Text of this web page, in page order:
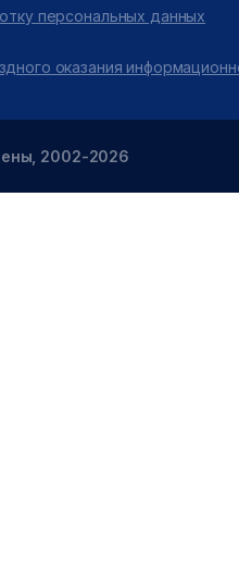
персональных данных
оказания
2002-2026